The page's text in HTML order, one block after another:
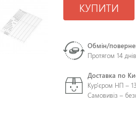
КУПИТИ
Обмін/
Протягом 14 днів
Доставка по
Кур'єром НП –
Самовивіз –